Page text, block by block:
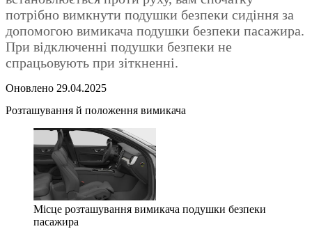
Оновлено 29.04.2025
потрібно вимкнути подушки безпеки сидіння за
допомогою вимикача подушки безпеки пасажира.
При відключенні подушки безпеки не
спрацьовують при зіткненні.
Розташування й положення вимикача
Місце розташування вимикача подушки безпеки
пасажира